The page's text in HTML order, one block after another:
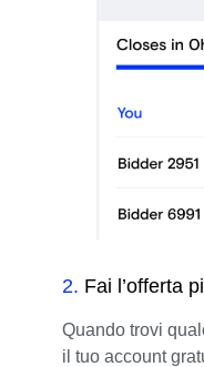
2. Fai l’offerta
Quando trovi
il tuo account